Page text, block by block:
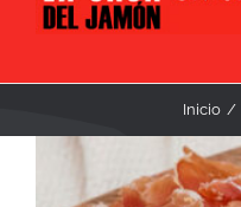
Inicio